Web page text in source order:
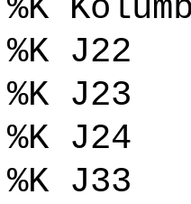
%K
%K J22
%K J23
%K J24
%K J33